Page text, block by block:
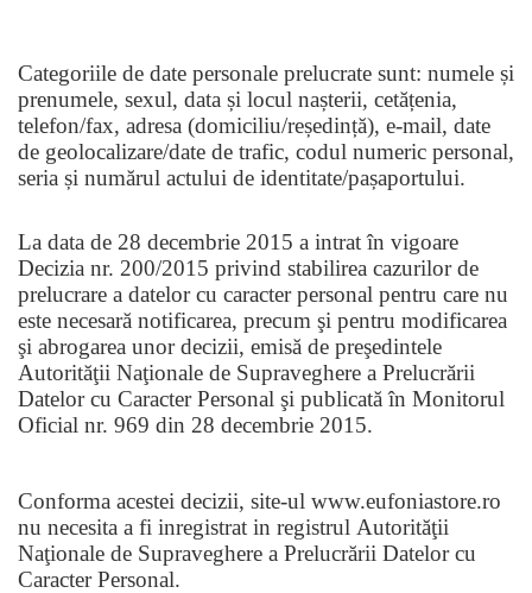
Categoriile de date personale prelucrate sunt: numele și
prenumele, sexul, data și locul nașterii, cetățenia,
telefon/fax, adresa (domiciliu/reședință), e-mail, date
de geolocalizare/date de trafic, codul numeric personal,
seria și numărul actului de identitate/pașaportului.
La data de 28 decembrie 2015 a intrat în vigoare
Decizia nr. 200/2015 privind stabilirea cazurilor de
prelucrare a datelor cu caracter personal pentru care nu
este necesară notificarea, precum şi pentru modificarea
şi abrogarea unor decizii, emisă de preşedintele
Autorităţii Naţionale de Supraveghere a Prelucrării
Datelor cu Caracter Personal şi publicată în Monitorul
Oficial nr. 969 din 28 decembrie 2015.
Conforma acestei decizii, site-ul www.eufoniastore.ro
nu necesita a fi inregistrat in registrul Autorităţii
Naţionale de Supraveghere a Prelucrării Datelor cu
Caracter Personal.